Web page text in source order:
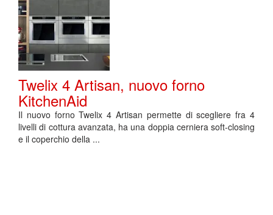
Twelix 4 Artisan, nuovo forno
KitchenAid
Il nuovo forno Twelix 4 Artisan permette di scegliere fra 4
livelli di cottura avanzata, ha una doppia cerniera soft-closing
e il coperchio della ...